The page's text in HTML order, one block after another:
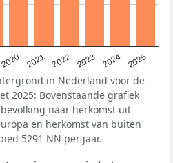
2020 2021 2022 2023 2024 2025
in Nederland voor de
2025: Bovenstaande grafiek
naar herkomst uit
en herkomst van buiten
5291 NN per jaar.